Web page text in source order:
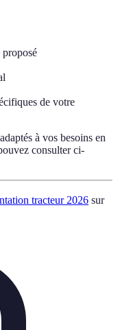
de votre
à vos besoins en
consulter ci-
tracteur 2026 sur